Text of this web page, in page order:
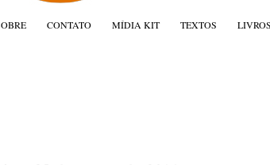
CONTATO MÍDIA KIT TEXTOS LIVROS